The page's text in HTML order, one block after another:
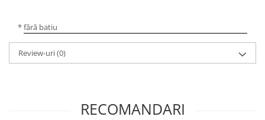
Mese rotative / mese inclinabile /
Etape XY
Papusa mobila / con de centrare
Bloc ecartament, masurare și
* fără batiu
Review-uri(0)
RECOMANDARI